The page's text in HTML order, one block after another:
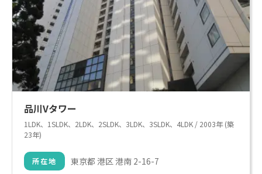
品川Vタワー
1LDK、1SLDK、2LDK、2SLDK、3LDK、3SLDK、4LDK / 2003年 (築
23年)
所在地 東京都 港区 港南 2-16-7